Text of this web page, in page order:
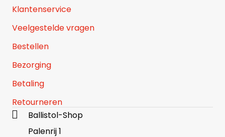
Klantenservice
Veelgestelde vragen
Bestellen
Bezorging
Betaling
Retourneren
Ballistol-Shop
Palenrij 1